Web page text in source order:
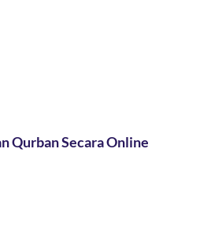
Qurban Secara Online